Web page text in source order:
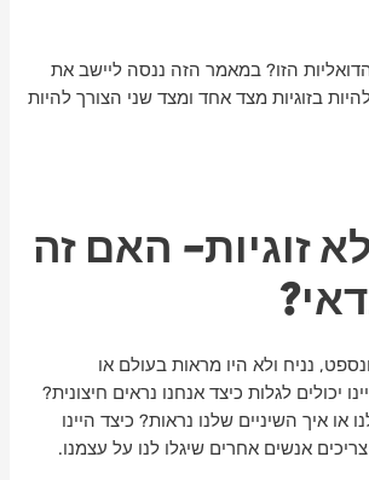
הזו? במאמר הזה ננסה ליישב את
בזוגיות מצד אחד ומצד שני הצורך להיות
זוגיות- האם זה
נניח ולא היו מראות בעולם או
יכולים לגלות כיצד אנחנו נראים חיצונית?
או איך השיניים שלנו נראות? כיצד היינו
צריכים אנשים אחרים שיגלו לנו על עצמנו.